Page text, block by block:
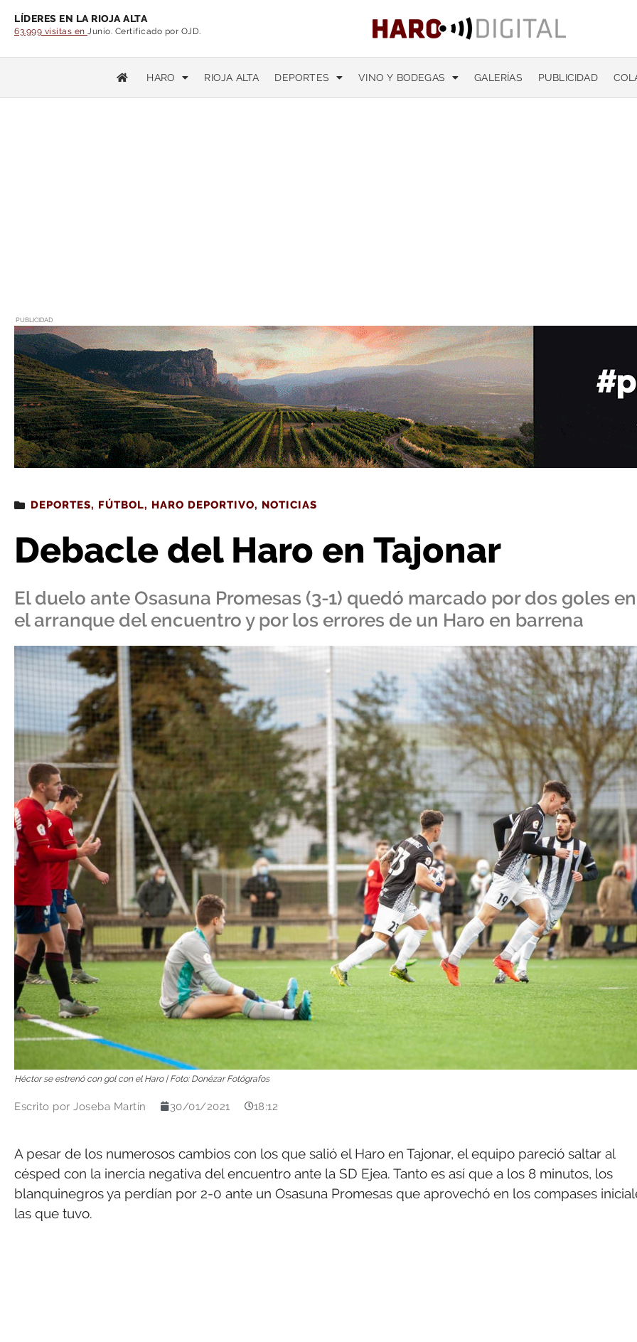
LÍDERES EN LA RIOJA ALTA
63.999 visitas en Junio. Certificado por OJD.
HARO RIOJA ALTA DEPORTES VINO Y BODEGAS GALERÍAS PUBLICIDAD
PUBLICIDAD
Estás leyendo: Debacle del Haro en Tajonar
DEPORTES, FÚTBOL, HARO DEPORTIVO, NOTICIAS
Debacle del Haro en Tajonar
El duelo ante Osasuna Promesas (3-1) quedó marcado por dos goles en
el arranque del encuentro y por los errores de un Haro en barrena
Héctor se estrenó con gol con el Haro | Foto: Donézar Fotógrafos
Escrito por Joseba Martín 30/01/2021 18:12
A pesar de los numerosos cambios con los que salió el Haro en Tajonar, el equipo pareció saltar al
césped con la inercia negativa del encuentro ante la SD Ejea. Tanto es así que a los 8 minutos, los
blanquinegros ya perdían por 2-0 ante un Osasuna Promesas que aprovechó en los compases
las que tuvo.